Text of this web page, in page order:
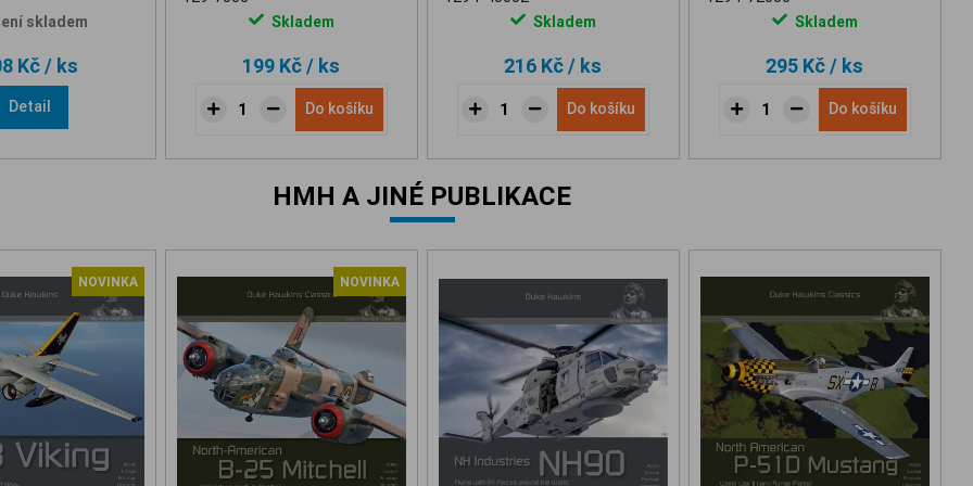
skladem
Kč/ ks
Detail
Skladem
199 Kč/ ks
Do košíku
Skladem
216 Kč/ ks
Do košíku
Skladem
295 Kč/ ks
Do košíku
HMH A JINÉ PUBLIKACE
NOVINKA NOVINKA